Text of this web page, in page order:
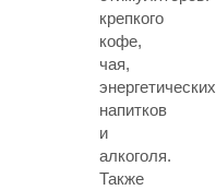
крепкого
кофе,
чая,
энергетических
напитков
и
алкоголя.
Также